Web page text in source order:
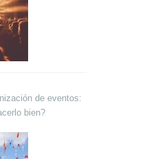
de eventos:
bien?